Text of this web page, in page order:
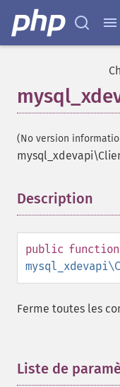
(No version
Description
public function
Ferme toutes les
Liste de